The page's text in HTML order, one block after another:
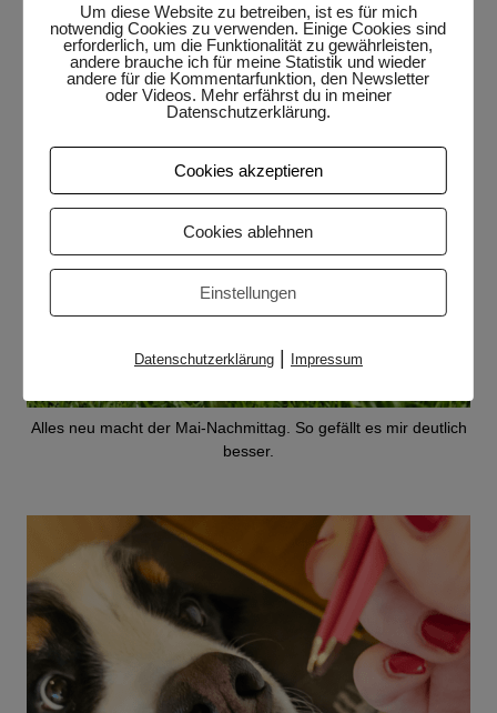
Alles neu macht der Mai-Nachmittag. So gefällt es mir deutlich
besser.
Um diese Website zu betreiben, ist es für mich
notwendig Cookies zu verwenden. Einige Cookies sind
erforderlich, um die Funktionalität zu gewährleisten,
andere brauche ich für meine Statistik und wieder
andere für die Kommentarfunktion, den Newsletter
oder Videos. Mehr erfährst du in meiner
Datenschutzerklärung.
Cookies akzeptieren
Cookies ablehnen
Einstellungen
Datenschutzerklärung| Impressum